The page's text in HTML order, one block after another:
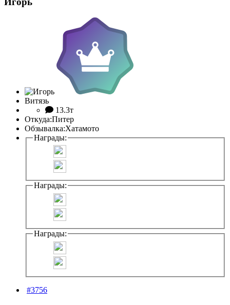
Витязь
13.3т
Откуда:Питер
Обзывалка:Хатамото
Награды:
Награды:
Награды:
#3756